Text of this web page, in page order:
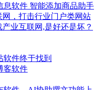
息软件 智能添加商品助手
，打击行业门户类网站
业互联网,是好还是坏？
件终于找到
客软件